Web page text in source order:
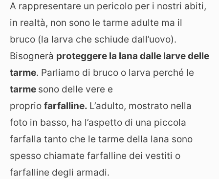
A rappresentare un pericolo per i nostri abiti,
in realtà, non sono le tarme adulte ma il
bruco (la larva che schiude dall’uovo).
Bisognerà proteggere la lana dalle larve delle
tarme. Parliamo di bruco o larva perché le
tarme sono delle vere e
proprio farfalline. L’adulto, mostrato nella
foto in basso, ha l’aspetto di una piccola
farfalla tanto che le tarme della lana sono
spesso chiamate farfalline dei vestiti o
farfalline degli armadi.